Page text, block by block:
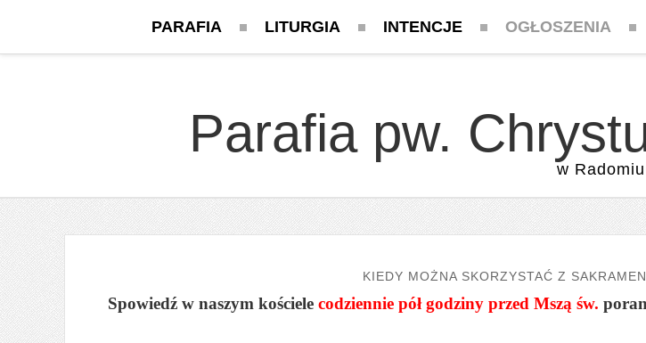
PARAFIA LITURGIA INTENCJE OGŁOSZENIA
Parafia pw.
w Radomiu
KIEDY MOŻNA SKORZYSTAĆ Z
Spowiedź w naszym kościelecodziennie pół godziny przed Mszą św.